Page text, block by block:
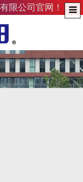
限公司官网！